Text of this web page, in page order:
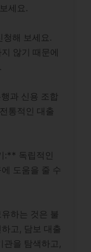
세요.
해 보세요.
않기 때문에
과 신용 조합
통적인 대출
:** 독립적인
도움을 줄 수
하는 것은 불
고, 담보 대출
관을 탐색하고,